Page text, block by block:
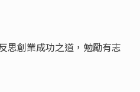
思創業成功之道，勉勵有志